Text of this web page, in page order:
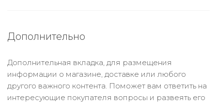
Дополнительно
Дополнительная вкладка, для размещения
информации о магазине, доставке или любого
другого важного контента. Поможет вам ответить на
интересующие покупателя вопросы и развеять его